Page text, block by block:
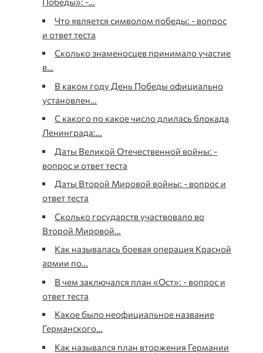
Что является символом победы: - вопрос
и ответ теста
Сколько знаменосцев принимало участие
в…
В каком году День Победы официально
установлен…
С какого по какое число длилась блокада
Ленинграда:…
Даты Великой Отечественной войны: -
вопрос и ответ теста
Даты Второй Мировой войны: - вопрос и
ответ теста
Сколько государств участвовало во
Второй Мировой…
Как называлась боевая операция Красной
армии по…
В чем заключался план «Ост»: - вопрос и
ответ теста
Какое было неофициальное название
Германского…
Как назывался план вторжения Германии